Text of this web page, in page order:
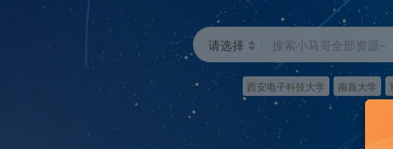
请选择 搜索小马哥全部资源~
西安电子科技大学 南昌大学